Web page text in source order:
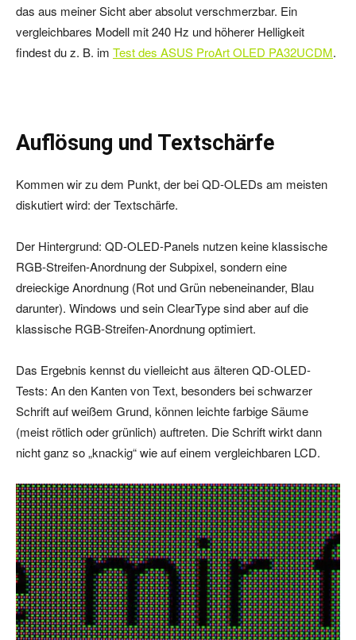
das aus meiner Sicht aber absolut verschmerzbar. Ein
vergleichbares Modell mit 240 Hz und höherer Helligkeit
findest du z. B. im Test des ASUS ProArt OLED PA32UCDM.
Auflösung und Textschärfe
Kommen wir zu dem Punkt, der bei QD-OLEDs am meisten
diskutiert wird: der Textschärfe.
Der Hintergrund: QD-OLED-Panels nutzen keine klassische
RGB-Streifen-Anordnung der Subpixel, sondern eine
dreieckige Anordnung (Rot und Grün nebeneinander, Blau
darunter). Windows und sein ClearType sind aber auf die
klassische RGB-Streifen-Anordnung optimiert.
Das Ergebnis kennst du vielleicht aus älteren QD-OLED-
Tests: An den Kanten von Text, besonders bei schwarzer
Schrift auf weißem Grund, können leichte farbige Säume
(meist rötlich oder grünlich) auftreten. Die Schrift wirkt dann
nicht ganz so „knackig“ wie auf einem vergleichbaren LCD.